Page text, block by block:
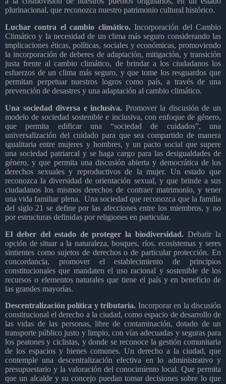
plurinacional, que reconozca nuestro patrimonio cultural histórico.
Luchar contra el cambio climático.Incorporación del Cambio
Climático y la necesidad de un clima más seguro considerando las
implicaciones éticas, políticas, sociales y económicas, promoviendo
la incorporación de deberes de adaptación, mitigación, y transición
justa frente al cambio climático, de brindar a los ciudadanos los
esfuerzos de un clima más seguro, y que tome los resguardos que
permitan perpetuar nuestros logros como país, a través de una
prevención de desastres y una adaptación al cambio climático.
Una sociedad diversa e inclusiva. Promover la discusión de un
modelo de sociedad sostenible e inclusiva, con enfoque de género,
que permita edificar una “sociedad de cuidados”, una
universalización del cuidado para que sea compartido de manera
igualitaria entre mujeres y hombres, y un pacto social que supere
una sociedad patriarcal y se haga cargo para las desigualdades de
género, y que permita una discusión abierta y democrática de los
derechos sexuales y reproductivos de la mujer. Un estado que
reconozca la diversidad de orientación sexual, y que brinde a sus
ciudadanos los mismos derechos de contraer matrimonio, y tener
una vida familiar plena. Una sociedad que reconozca que la familia
del siglo 21 se define por las afecciones entre los miembros, y no
por estructuras definidas por religiones en particular.
El deber del estado de proteger la biodiversidad. Debatir la
opción de situar a la naturaleza, bosques, ríos. ecosistemas y seres
sintientes como sujetos de derechos o de particular protección. En
concordancia, promover el establecimiento de principios
constitucionales que mandaten el uso racional y sostenible de los
recursos o elementos naturales que tiene el país y en beneficio de
las grandes mayorías.
Descentralización política y tributaria. Incorporar en la discusión
constitucional el derecho a la ciudad, como espacio de desarrollo de
las vidas de las personas, libre de contaminación, dotado de un
transporte público justo y limpio, con vías adecuadas y seguras para
los peatones y ciclistas, y donde se reconoce la gestión comunitaria
de los espacios y bienes comunes. Un derecho a la ciudad, que
contemple una descentralización efectiva en lo administrativo y
presupuestario y la valoración del conocimiento local. Que permita
que un alcalde y su concejo puedan tomar decisiones sobre lo que